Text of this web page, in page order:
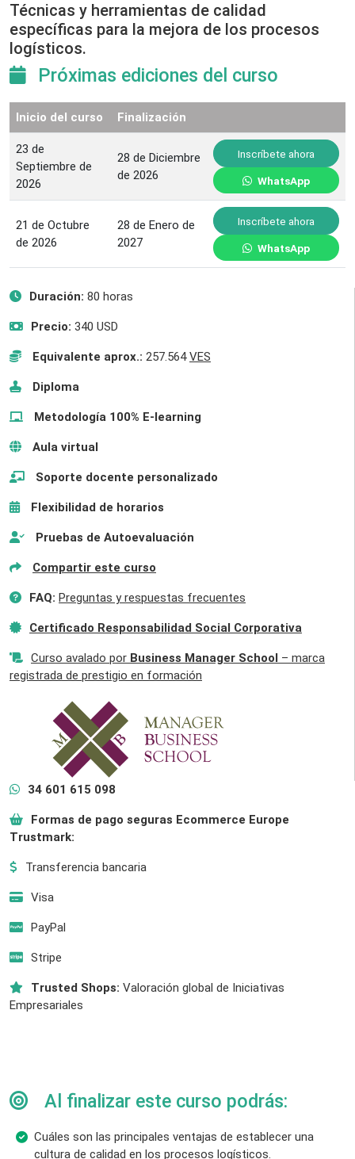
Técnicas y herramientas de calidad
específicas para la mejora de los procesos
logísticos.
Próximas ediciones del curso
Inicio del curso Finalización
23 de
Septiembre de
2026
28 de Diciembre
de 2026
Inscríbete ahora
WhatsApp
21 de Octubre
de 2026
28 de Enero de
2027
Inscríbete ahora
WhatsApp
Duración: 80 horas
Precio: 340 USD
Equivalente aprox.: 257.564VES
Diploma
Metodología 100% E-learning
Aula virtual
Soporte docente personalizado
Flexibilidad de horarios
Pruebas de Autoevaluación
Compartir este curso
FAQ: Preguntas y respuestas frecuentes
Certificado Responsabilidad Social Corporativa
Curso avalado por Business Manager School – marca
registrada de prestigio en formación
34 601 615 098
Formas de pago seguras Ecommerce Europe
Trustmark:
Transferencia bancaria
Visa
PayPal
Stripe
Trusted Shops: Valoración global de Iniciativas
Empresariales
Al finalizar este curso podrás:
Cuáles son las principales ventajas de establecer una
cultura de calidad en los procesos logísticos.